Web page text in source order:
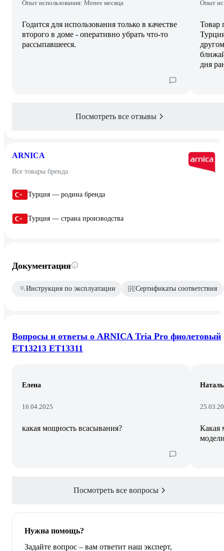
Опыт использования: Менее месяца
Годится для использования только в качестве
второго в доме - оперативно убрать что-то
рассыпавшееся.
Опыт
Товар
дня
Посмотреть все отзывы
ARNICA
Все товары бренда
Турция — родина бренда
Турция — страна производства
Документация
Инструкция по эксплуатации Сертификаты соответствия
Вопросы и ответы о ARNICA Tria Pro фиолетовый
ET13213 ET13311
Елена
16.04.2025
какая мощность всасывания?
Какая
Посмотреть все вопросы
Нужна помощь?
Задайте вопрос – вам ответит наш эксперт,